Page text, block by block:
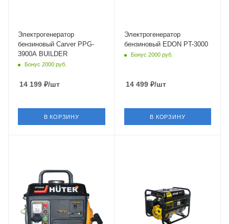
Электрогенератор
бензиновый Carver PPG-
3900A BUILDER
Бонус 2000 руб.
14 199 ₽/шт
В КОРЗИНУ
Электрогенератор
бензиновый EDON PT-3000
Бонус 2000 руб.
14 499₽/шт
В КОРЗИНУ